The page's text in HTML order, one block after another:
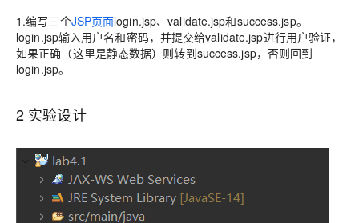
1.编写三个JSP页面login.jsp、validate.jsp和success.jsp。
login.jsp输入用户名和密码，并提交给validate.jsp进行用户验证，
如果正确（这里是静态数据）则转到success.jsp，否则回到
login.jsp。
2 实验设计